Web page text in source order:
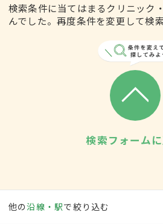
検索条件に当てはまるクリニック
んでした。再度条件を変更して検
検索フォーム
他の沿線・駅で絞り込む